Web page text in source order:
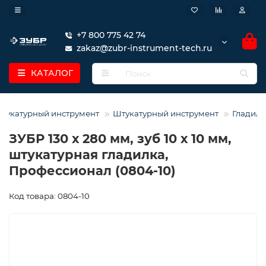
+7 800 775 42 74
zakaz@zubr-instrument-tech.ru
КАТАЛОГ
инструмент Штукатурный инструмент
ЗУБР 130 х 280 мм, зуб 10 х 10 мм,
штукатурная гладилка,
Профессионал (0804-10)
Код товара: 0804-10